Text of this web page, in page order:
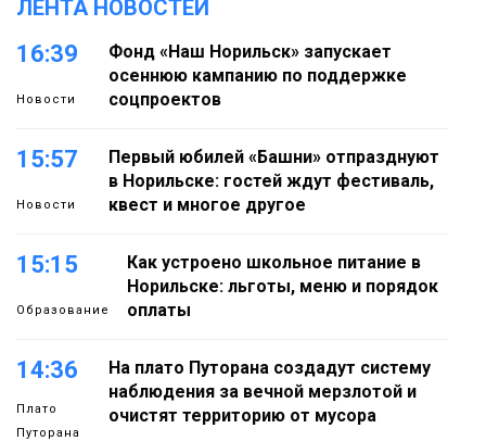
ЛЕНТА НОВОСТЕЙ
16:39
Новости
Фонд «Наш Норильск» запускает
осеннюю кампанию по поддержке
соцпроектов
15:57
Новости
Первый юбилей «Башни» отпразднуют
в Норильске: гостей ждут фестиваль,
квест и многое другое
15:15
Образование
Как устроено школьное питание в
Норильске: льготы, меню и порядок
оплаты
14:36
Плато
Путорана
На плато Путорана создадут систему
наблюдения за вечной мерзлотой и
очистят территорию от мусора